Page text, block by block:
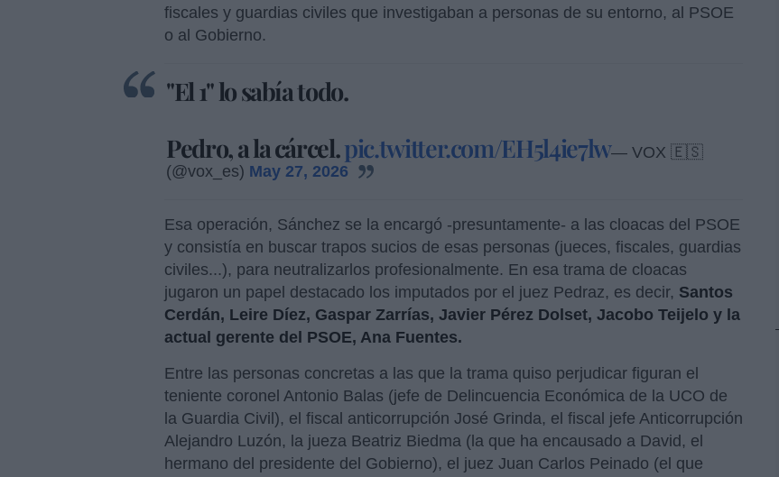
fiscales y guardias civiles que investigaban a personas de su entorno, al PSOE
o al Gobierno.
"El 1" lo sabía todo.
Pedro, a la cárcel.pic.twitter.com/EH5l4ie7lw— VOX 🇪🇸
(@vox_es) May 27, 2026
Esa operación, Sánchez se la encargó -presuntamente- a las cloacas del PSOE
y consistía en buscar trapos sucios de esas personas (jueces, fiscales, guardias
civiles...), para neutralizarlos profesionalmente. En esa trama de cloacas
jugaron un papel destacado los imputados por el juez Pedraz, es decir, Santos
Cerdán, Leire Díez, Gaspar Zarrías, Javier Pérez Dolset, Jacobo Teijelo y la
actual gerente del PSOE, Ana Fuentes.
Entre las personas concretas a las que la trama quiso perjudicar figuran el
teniente coronel Antonio Balas (jefe de Delincuencia Económica de la UCO de
la Guardia Civil), el fiscal anticorrupción José Grinda, el fiscal jefe Anticorrupción
Alejandro Luzón, la jueza Beatriz Biedma (la que ha encausado a David, el
hermano del presidente del Gobierno), el juez Juan Carlos Peinado (el que